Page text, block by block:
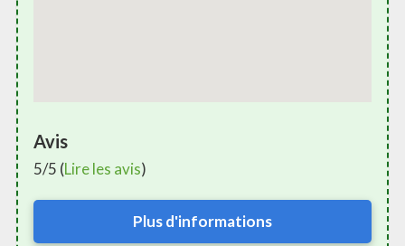
Avis
5/5 (Lire les avis)
Plus d'informations